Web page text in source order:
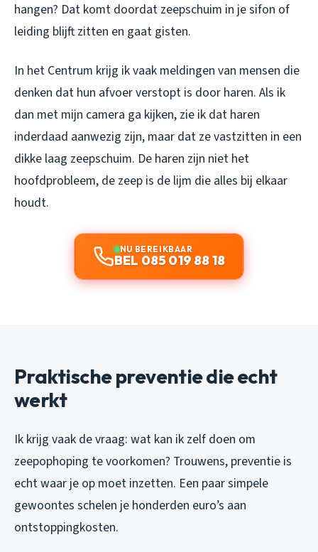
hangen? Dat komt doordat zeepschuim in je sifon of
leiding blijft zitten en gaat gisten.
In het Centrum krijg ik vaak meldingen van mensen die
denken dat hun afvoer verstopt is door haren. Als ik
dan met mijn camera ga kijken, zie ik dat haren
inderdaad aanwezig zijn, maar dat ze vastzitten in een
dikke laag zeepschuim. De haren zijn niet het
hoofdprobleem, de zeep is de lijm die alles bij elkaar
houdt.
NU BEREIKBAAR
BEL 085 019 88 18
Praktische preventie die echt
werkt
Ik krijg vaak de vraag: wat kan ik zelf doen om
zeepophoping te voorkomen? Trouwens, preventie is
echt waar je op moet inzetten. Een paar simpele
gewoontes schelen je honderden euro’s aan
ontstoppingkosten.